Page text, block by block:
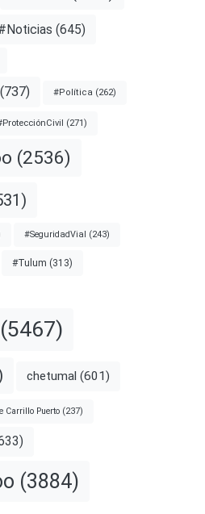
(645)
(737) #Política (262)
(271)
(2536)
#SeguridadVial (243)
#Tulum (313)
(5467)
chetumal (601)
Carrillo Puerto (237)
(3884)